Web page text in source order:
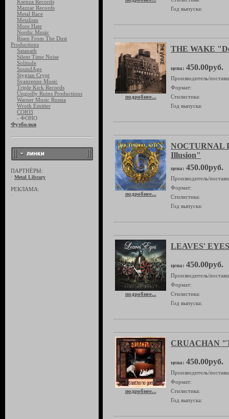
Ksenza Records
Mazzar Records
Metal Race
Metalism
More Hate
Nordic Music
Risen From The Dust
Productions
Satanath
Silent Time Noise
Solitude
SoundAge
Stygian Crypt
Svanrenne Music
Triple Kick Records
Ungodly Ruins Productions
Warner Music Russia
Wroth Emitter
СОЮЗ
- ФОНО
Футболки
ПАРТНЁРЫ:
· Metal Library
РЕКЛАМА:
·
Год выпуска:
подробнее...
THE WAKE
цена: 450.00руб.
Производитель/
Формат:
Стилистика:
Год выпуска:
подробнее...
NOCTURNAL
Illusion"
цена: 450.00руб.
Производитель/
Формат:
Стилистика:
Год выпуска:
подробнее...
LEAVES'
цена: 450.00руб.
Производитель/
Формат:
Стилистика:
Год выпуска:
подробнее...
CRUACHAN
цена: 450.00руб.
Производитель/
Формат:
Стилистика:
Год выпуска: